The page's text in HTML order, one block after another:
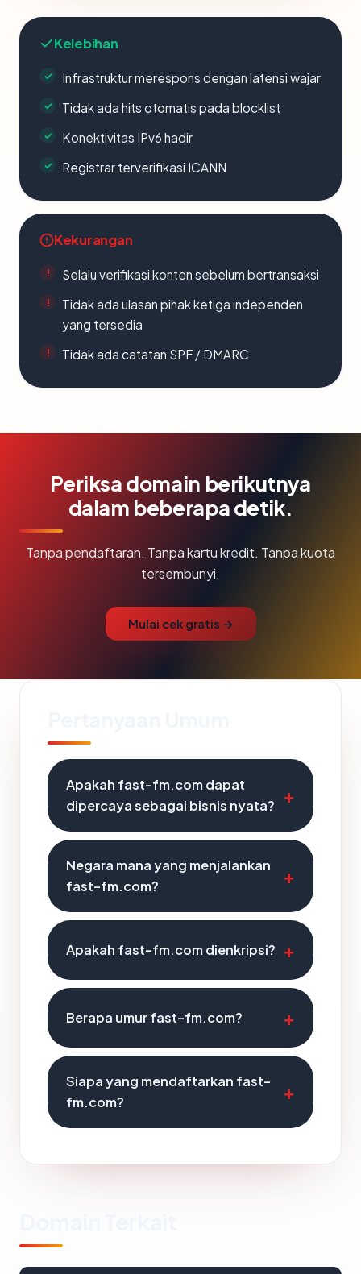
Kelebihan
Infrastruktur merespons dengan latensi wajar
Tidak ada hits otomatis pada blocklist
Konektivitas IPv6 hadir
Registrar terverifikasi ICANN
Kekurangan
Selalu verifikasi konten sebelum bertransaksi
Tidak ada ulasan pihak ketiga independen
yang tersedia
Tidak ada catatan SPF / DMARC
Periksa domain berikutnya
dalam beberapa detik.
Tanpa pendaftaran. Tanpa kartu kredit. Tanpa kuota
tersembunyi.
Mulai cek gratis →
Apakah fast-fm.com dapat
dipercaya sebagai bisnis nyata?
Negara mana yang menjalankan
fast-fm.com?
Apakah fast-fm.com dienkripsi?
Berapa umur fast-fm.com?
Siapa yang mendaftarkan fast-
fm.com?